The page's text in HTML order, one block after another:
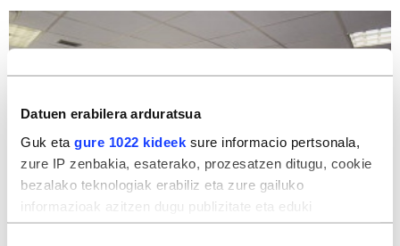
Datuen erabilera arduratsua
Guk eta gure 1022 kideek sure informacio pertsonala,
zure IP zenbakia, esaterako, prozesatzen ditugu, cookie
bezalako teknologiak erabiliz eta zure gailuko
informazioak azitzen dugu publizitate eta eduki
pertsonalizatua, publizitatearen eta edukiaren neurketa,